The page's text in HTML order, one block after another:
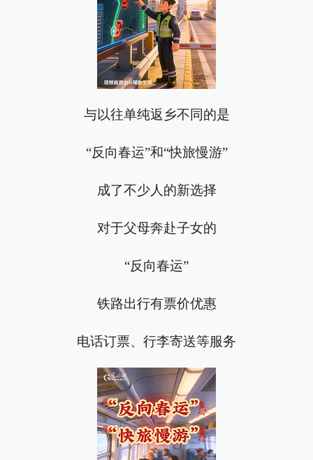
与以往单纯返乡不同的是
“反向春运”和“快旅慢游”
成了不少人的新选择
对于父母奔赴子女的
“反向春运”
铁路出行有票价优惠
电话订票、行李寄送等服务